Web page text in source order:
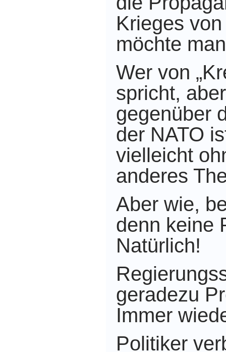
Krieges
möchte
Wer von
spricht,
gegenüber
der NATO
vielleicht
anderes
Aber wie,
denn keine
Natürlich!
geradezu
Immer
Politiker